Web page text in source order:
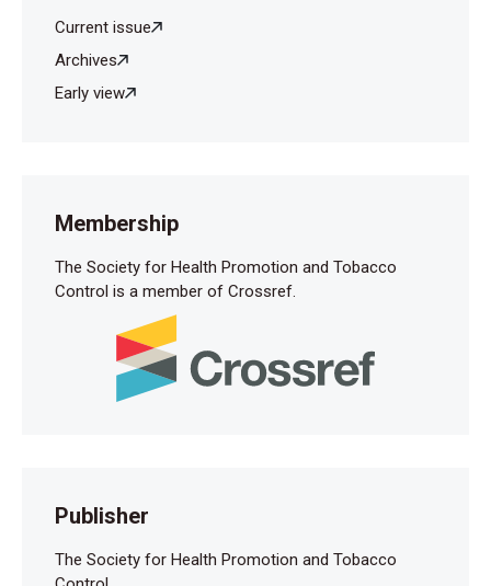
Current issue
Archives
Early view
Membership
The Society for Health Promotion and Tobacco
Control is a member of Crossref.
Publisher
The Society for Health Promotion and Tobacco